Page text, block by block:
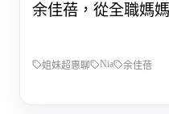
余佳蓓，從全職媽
姐妹超惠聊 Nia 余佳蓓